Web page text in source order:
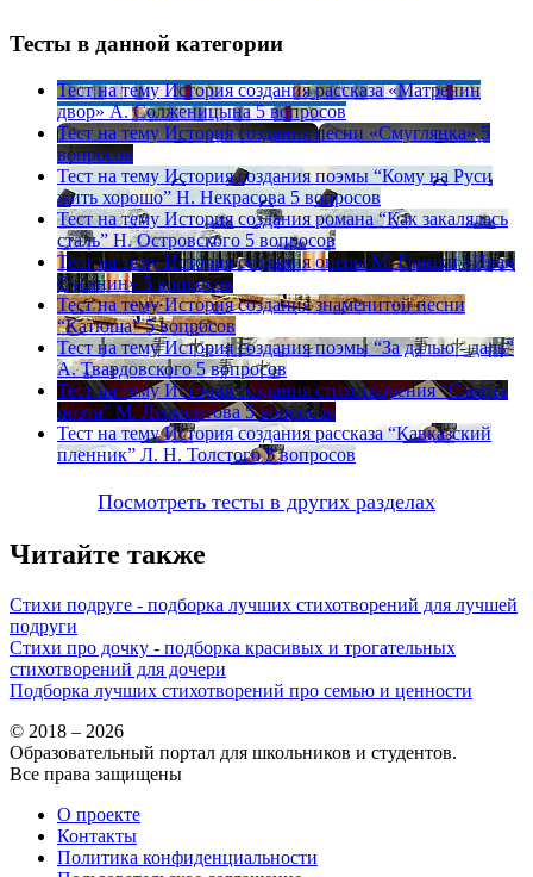
Тесты в данной категории
Тест на тему История создания рассказа «Матренин
двор» А. Солженицына 5 вопросов
Тест на тему История создания песни «Смуглянка» 5
вопросов
Тест на тему История создания поэмы “Кому на Руси
жить хорошо” Н. Некрасова 5 вопросов
Тест на тему История создания романа “Как закалялась
сталь” Н. Островского 5 вопросов
Тест на тему История создания оперы М. Глинки «Иван
Сусанин» 5 вопросов
Тест на тему История создания знаменитой песни
“Катюша” 5 вопросов
Тест на тему История создания поэмы “За далью - даль”
А. Твардовского 5 вопросов
Тест на тему История создания стихотворения “Смерть
поэта” М. Лермонтова 5 вопросов
Тест на тему История создания рассказа “Кавказский
пленник” Л. Н. Толстого 5 вопросов
Посмотреть тесты в других разделах
Читайте также
Стихи подруге - подборка лучших стихотворений для лучшей
подруги
Стихи про дочку - подборка красивых и трогательных
стихотворений для дочери
Подборка лучших стихотворений про семью и ценности
© 2018 – 2026
Образовательный портал для школьников и студентов.
Все права защищены
О проекте
Контакты
Политика конфиденциальности